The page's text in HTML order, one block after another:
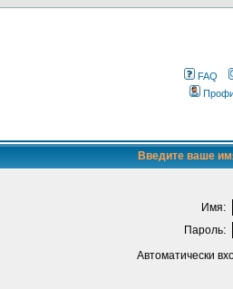
FAQ
Введите ваше
Имя:
Пароль:
Автоматически